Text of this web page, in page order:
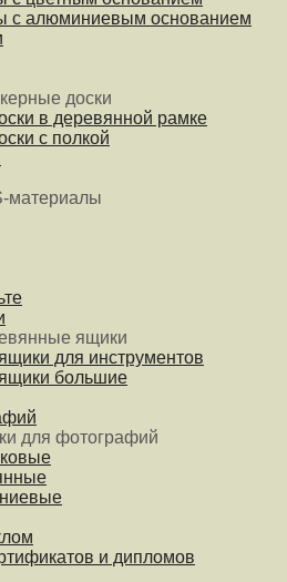
с алюминиевым основанием
доски
в деревянной рамке
с полкой
материалы
ящики
для инструментов
большие
для фотографий
и дипломов